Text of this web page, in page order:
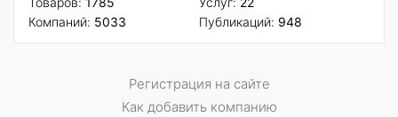
Компаний: 5033
Публикаций: 948
Регистрация на сайте
Как добавить компанию